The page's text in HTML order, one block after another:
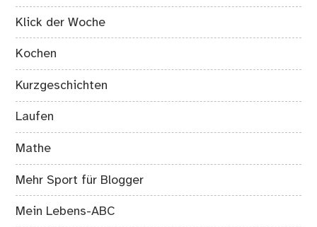
Klick der Woche
Kochen
Kurzgeschichten
Laufen
Mathe
Mehr Sport für Blogger
Mein Lebens-ABC